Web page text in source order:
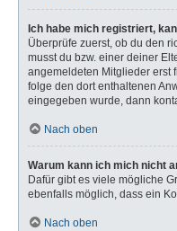
Ich habe mich registriert,
Überprüfe zuerst, ob du den
musst du bzw. einer deiner
angemeldeten Mitglieder erst
folge den dort enthaltenen
eingegeben wurde, dann
Nach oben
Warum kann ich mich nicht
Dafür gibt es viele mögliche
ebenfalls möglich, dass ein
Nach oben